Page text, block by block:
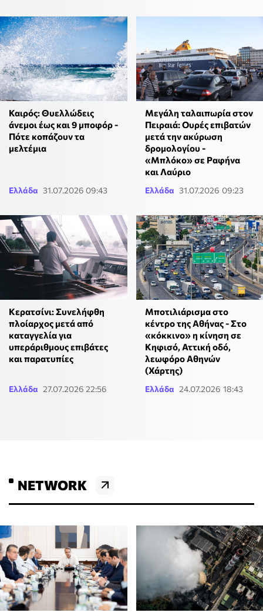
Καιρός: Θυελλώδεις
άνεμοι έως και 9 μποφόρ -
Πότε κοπάζουν τα
μελτέμια
Ελλάδα 31.07.2026 09:43
Μεγάλη ταλαιπωρία στον
Πειραιά: Ουρές επιβατών
μετά την ακύρωση
δρομολογίου -
«Μπλόκο» σε Ραφήνα
και Λαύριο
Ελλάδα 31.07.2026 09:23
Κερατσίνι: Συνελήφθη
πλοίαρχος μετά από
καταγγελία για
υπεράριθμους επιβάτες
και παρατυπίες
Ελλάδα 27.07.2026 22:56
Μποτιλιάρισμα στο
κέντρο της Αθήνας - Στο
«κόκκινο» η κίνηση σε
Κηφισό, Αττική οδό,
λεωφόρο Αθηνών
(Χάρτης)
Ελλάδα 24.07.2026 18:43
NETWORK